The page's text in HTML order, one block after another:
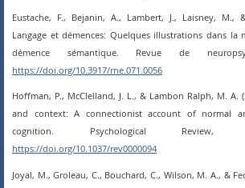
Eustache, F., Bejanin, A., Lambert, J., Laisney, M.,
Langage et démences: Quelques illustrations dans la
démence sémantique. Revue de
https://doi.org/10.3917/rne.071.0056
Hoffman, P., McClelland, J. L., & Lambon Ralph, M. A.
and context: A connectionist account of normal
cognition.
Psychological Review,
https://doi.org/10.1037/rev0000094
Joyal, M., Groleau, C., Bouchard, C., Wilson, M. A., &